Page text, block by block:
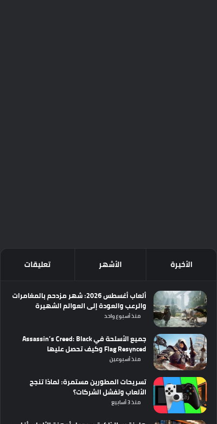
الأخيرة الأشهر تعليقات
ألعاب أغسطس 2026: شهر مزدحم بالمغامرات
والرعب والعودة إلى العوالم الشهيرة
منذ أسبوع واحد
جميع الأسلحة في Assassin’s Creed: Black
Flag Resynced وكيف تحصل عليها
منذ أسبوعين
تسريحات المطورين مستمرة: لماذا تنجح
الألعاب وتفشل الشركات؟
منذ 3 أسابيع